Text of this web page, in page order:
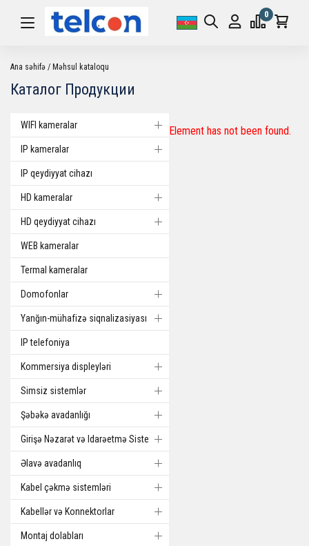
0
Ana səhifə Məhsul kataloqu
Каталог Продукции
WIFI kameralar
IP kameralar
IP qeydiyyat cihazı
HD kameralar
HD qeydiyyat cihazı
WEB kameralar
Termal kameralar
Domofonlar
Yanğın-mühafizə siqnalizasiyası
IP telefoniya
Kommersiya displeyləri
Simsiz sistemlər
Şəbəkə avadanlığı
Girişə Nəzarət və Idarəetmə Sistemi
Əlavə avadanlıq
Kabel çəkmə sistemləri
Kabellər və Konnektorlar
Montaj dolabları
Element has not been found.